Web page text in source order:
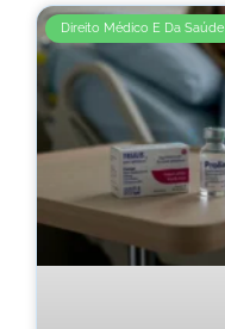
Direito Médico E Da Saúde